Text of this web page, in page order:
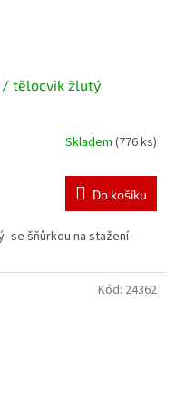
/ tělocvik žlutý
Skladem (776 ks)
Do košíku
se šňůrkou na stažení-
Kód: 24362